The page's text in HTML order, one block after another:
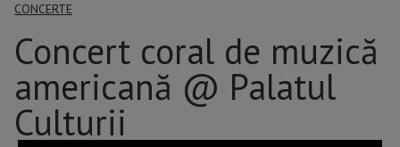
CONCERTE
Concert coral de muzică
americană @ Palatul
Culturii